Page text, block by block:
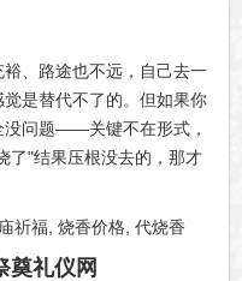
、路途也不远，自己去一
是替代不了的。但如果你
没问题——关键不在形式，
了"结果压根没去的，那才
祈福, 烧香价格, 代烧香
奠礼仪网